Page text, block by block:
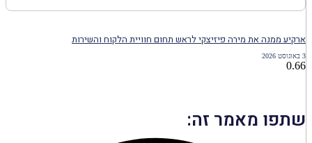
ארקיע ממנה את מירה פיזיצקי לראש תחום חוויית הלקוח והשירות
3 באוגוסט 2026
שתפו מאמר זה: